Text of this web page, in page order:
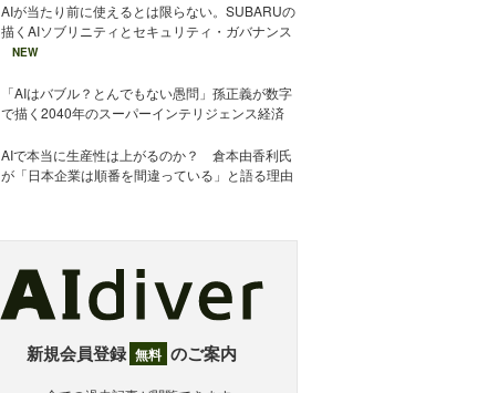
AIが当たり前に使えるとは限らない。SUBARUの
描くAIソブリニティとセキュリティ・ガバナンス
NEW
「AIはバブル？とんでもない愚問」孫正義が数字
で描く2040年のスーパーインテリジェンス経済
AIで本当に生産性は上がるのか？ 倉本由香利氏
が「日本企業は順番を間違っている」と語る理由
新規会員登録 無料 のご案内